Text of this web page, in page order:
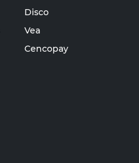
Disco
Vea
Cencopay